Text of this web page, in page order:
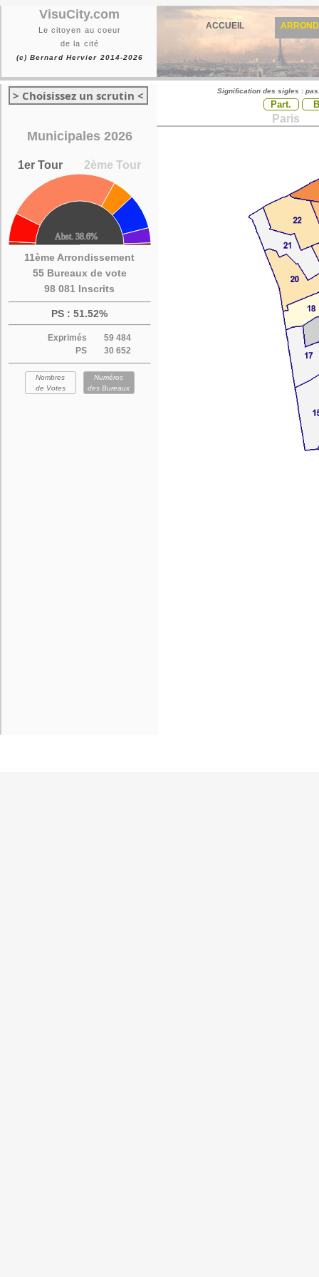
VisuCity.com
Le citoyen au coeur
de la cité
(c) Bernard Hervier 2014-2026
ACCUEIL
> Choisissez un scrutin <
Municipales 2026
1er Tour 2ème Tour
11ème Arrondissement
55 Bureaux de vote
98 081 Inscrits
PS : 51.52%
Exprimés
59 484
PS
30 652
Nombres
de Votes
Numéros
des Bureaux
Signification des sigles :
Part.
Paris